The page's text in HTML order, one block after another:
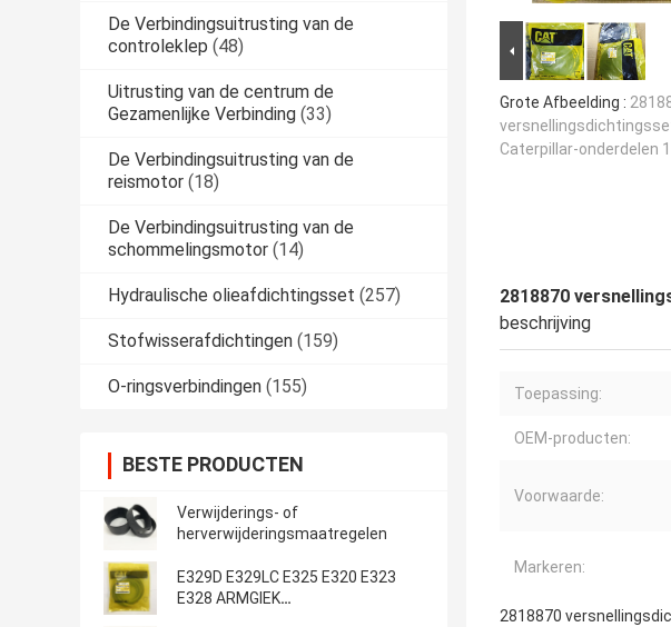
De Verbindingsuitrusting van de
controleklep (48)
Uitrusting van de centrum de
Gezamenlijke Verbinding (33)
De Verbindingsuitrusting van de
reismotor (18)
De Verbindingsuitrusting van de
schommelingsmotor (14)
Hydraulische olieafdichtingsset (257)
Stofwisserafdichtingen (159)
O-ringsverbindingen (155)
BESTE PRODUCTEN
Verwijderings- of
herverwijderingsmaatregelen
E329D E329LC E325 E320 E323
E328 ARMGIEK
Grote Afbeelding :
Caterpillar-onderdelen
2818870
beschrijving
Toepassing:
OEM-producten:
Voorwaarde:
Markeren:
2818870